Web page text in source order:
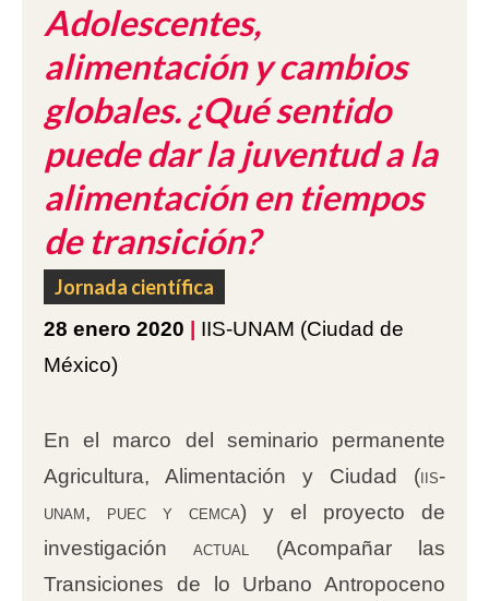
Adolescentes,
alimentación y cambios
globales. ¿Qué sentido
puede dar la juventud a la
alimentación en tiempos
de transición?
Jornada científica
28 enero 2020 IIS-UNAM (Ciudad de
México)
En el marco del seminario permanente
Agricultura, Alimentación y Ciudad (iis-
unam, puec y cemca) y el proyecto de
investigaciónactual
(Acompañar las
Transiciones de lo Urbano Antropoceno